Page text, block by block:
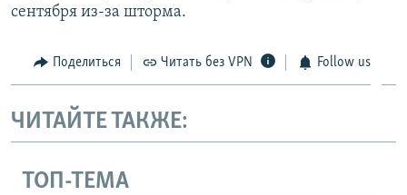
сентября из-за шторма.
Поделиться Читать без VPN Follow us
ЧИТАЙТЕ ТАКЖЕ:
ТОП-ТЕМА